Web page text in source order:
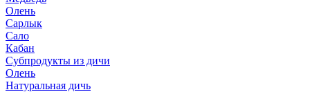
Олень
Сарлык
Сало
Кабан
Субпродукты из дичи
Олень
Натуральная дичь